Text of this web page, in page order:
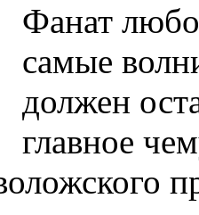
Фанат
самые
должен
главное